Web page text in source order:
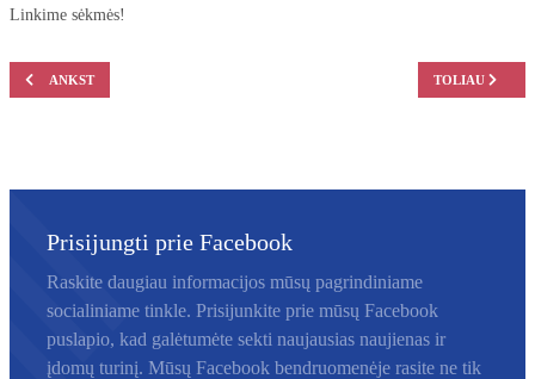
Linkime sėkmės!
ANKSTESNIS STRAIPSNIS: GEOGRAFIJOS OLIMPIADA „MANO GAUBLYS“ 6–8
ANKST KITAS
TOLIAU
Prisijungti prie Facebook
Raskite daugiau informacijos mūsų pagrindiniame
socialiniame tinkle. Prisijunkite prie mūsų Facebook
puslapio, kad galėtumėte sekti naujausias naujienas ir
įdomų turinį. Mūsų Facebook bendruomenėje rasite ne tik